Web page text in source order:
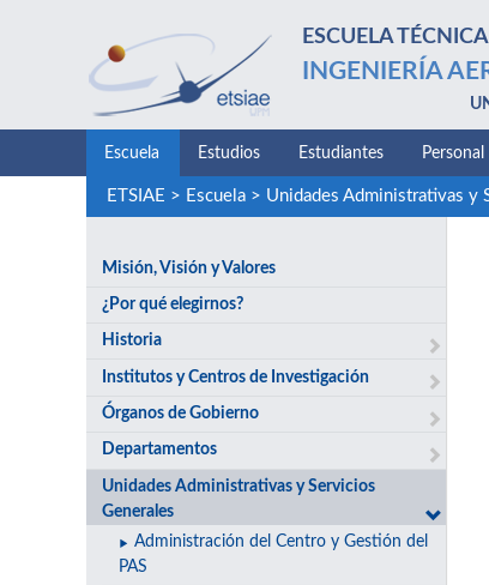
ESCUELA
INGENIERÍA
Escuela Estudios Estudiantes Personal
ETSIAE > Escuela> Unidades Administrativas y
Misión, Visión y Valores
¿Por qué elegirnos?
Historia
Institutos y Centros de Investigación
Órganos de Gobierno
Departamentos
Unidades Administrativas y Servicios
Generales
Administración del Centro y Gestión del
PAS